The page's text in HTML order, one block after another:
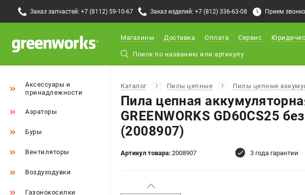
Заказ запчастей: +7 (8112) 59-10-67 Заказ изделий: +7 (812) 336-63-08 Прием
Магазины Доставка Оплата Сервис
Аксессуары и
принадлежности
Аэраторы
Буры
Вентиляторы
Воздуходувки
Газонокосилки
Каталог Пилы цепные Пилы цепные
Пила цепная
GREENWORKS GD60CS25
(2008907)
Артикул товара: 2008907 3 года гарантии